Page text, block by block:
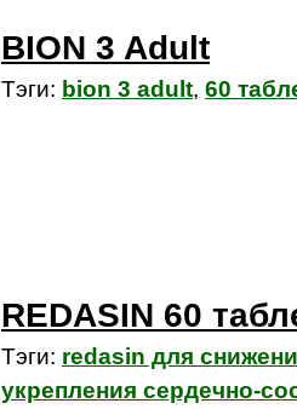
BION 3 Adult
Тэги: bion 3 adult, 60
REDASIN 60
Тэги: redasin для
укрепления сердечно-